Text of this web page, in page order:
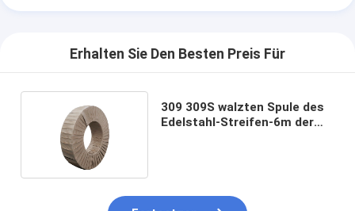
Erhalten Sie Den Besten Preis Für
309 309S walzten Spule des
Edelstahl-Streifen-6m der